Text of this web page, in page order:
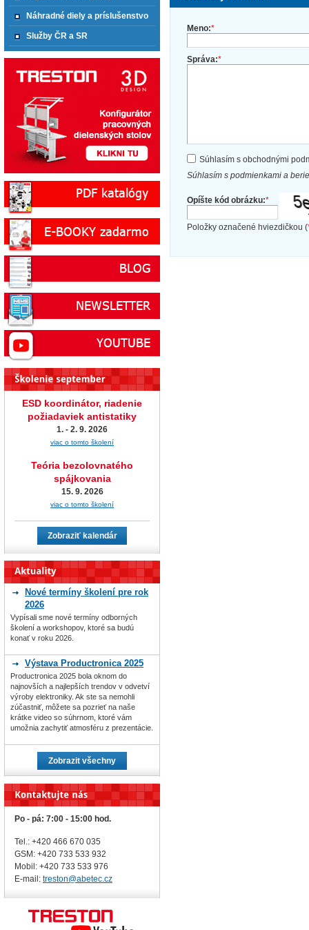
Meno:*
Správa:*
Súhlasím s obchodnými
Súhlasím s podmienkami a
Opíšte kód obrázku:*
Položky označené hviezdičkou (
Náhradné diely a príslušenstvo
Služby ČR a SR
ESD koordinátor, riadenie
požiadaviek antistatiky
1. - 2. 9. 2026
viac o tomto školení
Teória bezolovnatého
spájkovania
15. 9. 2026
viac o tomto školení
Zobraziť kalendár
Nové termíny školení pre rok
2026
Vypísali sme nové termíny odborných
školení a workshopov, ktoré sa budú
konať v roku 2026.
Výstava Productronica 2025
Productronica 2025 bola oknom do
najnovších a najlepších trendov v odvetví
výroby elektroniky. Ak ste sa nemohli
zúčastniť, môžete sa pozrieť na naše
krátke video so súhrnom, ktoré vám
umožnia zachytiť atmosféru z prezentácie.
Zobrazit všechny
Po - pá: 7:00 - 15:00 hod.
Tel.: +420 466 670 035
GSM: +420 733 533 932
Mobil: +420 733 533 976
E-mail: treston@abetec.cz